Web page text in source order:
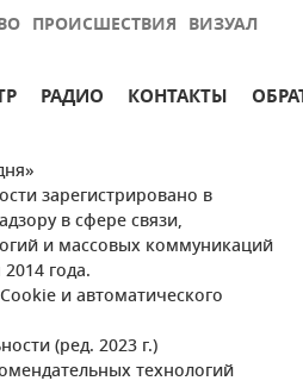
ПРОИСШЕСТВИЯ ВИЗУАЛ
РАДИО КОНТАКТЫ
зарегистрировано в
в сфере связи,
и массовых коммуникаций
года.
и автоматического
(ред. 2023 г.)
технологий